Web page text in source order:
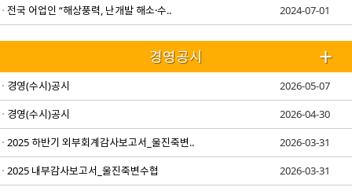
전국 어업인 “해상풍력, 난개발 해소·수..
2024-07-01
경영공시
경영(수시)공시
2026-05-07
경영(수시)공시
2026-04-30
2025 하반기 외부회계감사보고서_울진죽변..
2026-03-31
2025 내부감사보고서_울진죽변수협
2026-03-31